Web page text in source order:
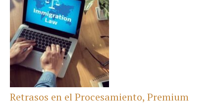
Retrasos en el Procesamiento, Premium